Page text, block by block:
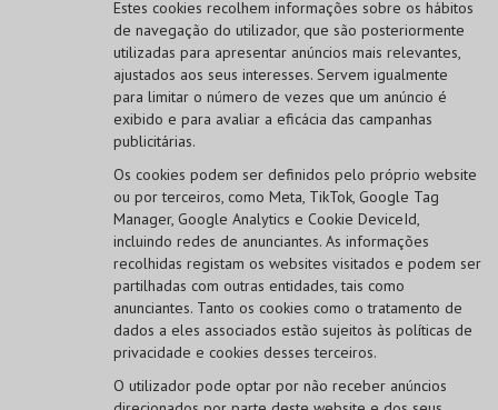
Estes cookies recolhem informações sobre os hábitos
de navegação do utilizador, que são posteriormente
utilizadas para apresentar anúncios mais relevantes,
ajustados aos seus interesses. Servem igualmente
para limitar o número de vezes que um anúncio é
exibido e para avaliar a eficácia das campanhas
publicitárias.
Os cookies podem ser definidos pelo próprio website
ou por terceiros, como Meta, TikTok, Google Tag
Manager, Google Analytics e Cookie DeviceId,
incluindo redes de anunciantes. As informações
recolhidas registam os websites visitados e podem ser
partilhadas com outras entidades, tais como
anunciantes. Tanto os cookies como o tratamento de
dados a eles associados estão sujeitos às políticas de
privacidade e cookies desses terceiros.
O utilizador pode optar por não receber anúncios